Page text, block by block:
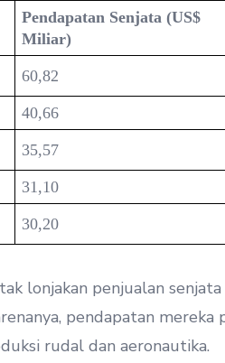
Pendapatan Senjata (US$
Miliar)
60,82
40,66
35,57
31,10
30,20
lonjakan penjualan
pendapatan
rudal dan aeronautika.